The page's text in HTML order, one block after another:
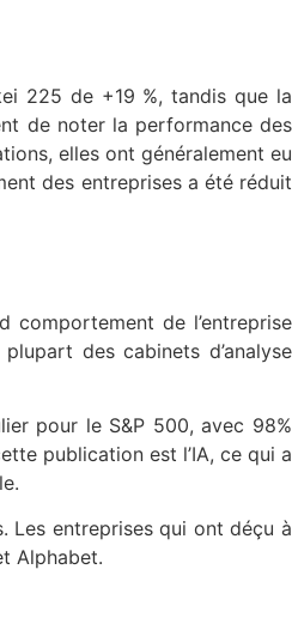
225 de +19 %, tandis que la
de noter la performance des
elles ont généralement eu
des entreprises a été réduit
comportement de l’entreprise
des cabinets d’analyse
pour le S&P 500, avec 98%
publication est l’IA, ce qui a
Les entreprises qui ont déçu à
Alphabet.